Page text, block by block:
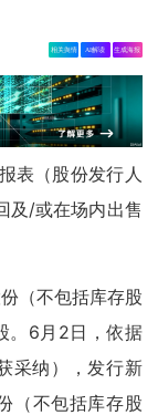
相关舆情 AI解读 生成海报
表（股份发行人
及/或在场内出售
（不包括库存股
。6月2日，依据
采纳），发行新
（不包括库存股